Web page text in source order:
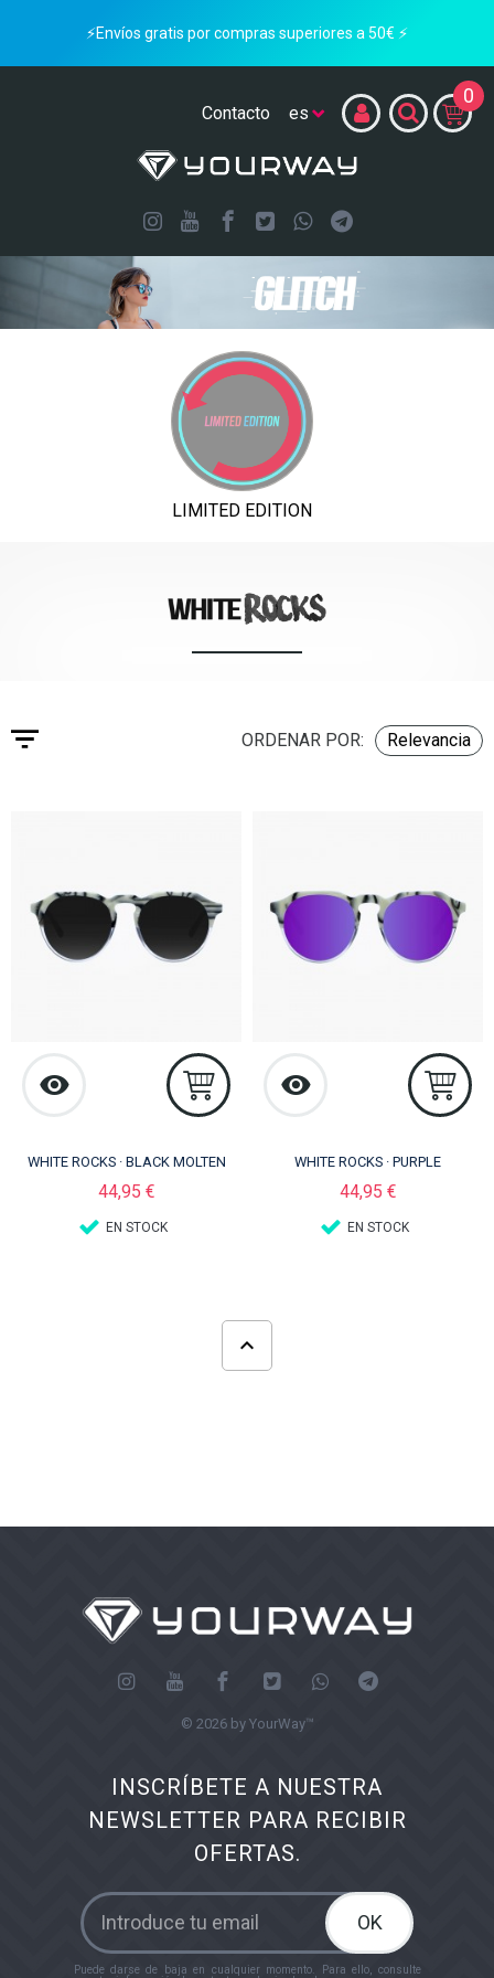
⚡Envíos gratis por compras superiores a 50€ ⚡
Contacto
0
LIMITED EDITION
ORDENAR POR: Relevancia
WHITE ROCKS · BLACK MOLTEN
Precio
44,95 €
EN STOCK
WHITE ROCKS · PURPLE
Precio
44,95 €
EN STOCK

© 2026 by YourWay™
INSCRÍBETE A NUESTRA
NEWSLETTER PARA RECIBIR
OFERTAS.
OK
Puede darse de baja en cualquier momento. Para ello, consulte